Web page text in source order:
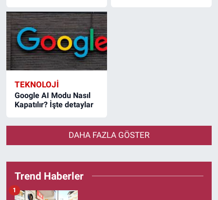
TEKNOLOJİ
Google AI Modu Nasıl
Kapatılır? İşte detaylar
DAHA FAZLA GÖSTER
Trend Haberler
1